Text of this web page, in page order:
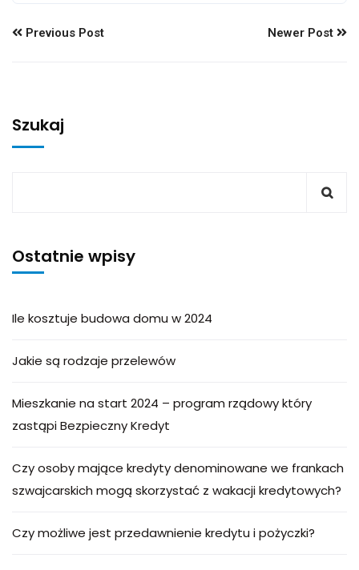
Previous Post Newer Post
Szukaj
Ostatnie wpisy
Ile kosztuje budowa domu w 2024
Jakie są rodzaje przelewów
Mieszkanie na start 2024 – program rządowy który
zastąpi Bezpieczny Kredyt
Czy osoby mające kredyty denominowane we frankach
szwajcarskich mogą skorzystać z wakacji kredytowych?
Czy możliwe jest przedawnienie kredytu i pożyczki?